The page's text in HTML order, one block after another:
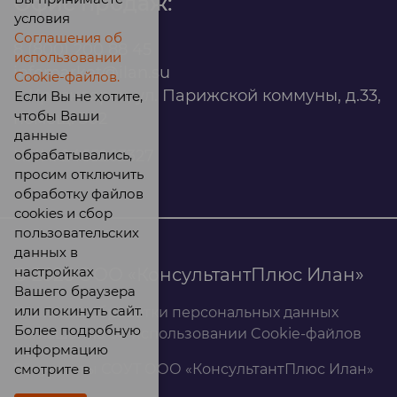
infomarket@ilan.su
г. Красноярск, ул. Парижской коммуны, д.33,
помещ. 302
ИНН: 2465263327
© 2026 ООО «КонсультантПлюс Илан»
Политика обработки персональных данных
Соглашение об использовании Cookie-файлов
Результаты СОУТ ООО «КонсультантПлюс Илан»
условия
Соглашения об
использовании
Cookie-файлов.
Если Вы не хотите,
чтобы Ваши
данные
обрабатывались,
просим отключить
обработку файлов
cookies и сбор
пользовательских
данных в
настройках
Вашего браузера
или покинуть сайт.
Более подробную
информацию
смотрите в